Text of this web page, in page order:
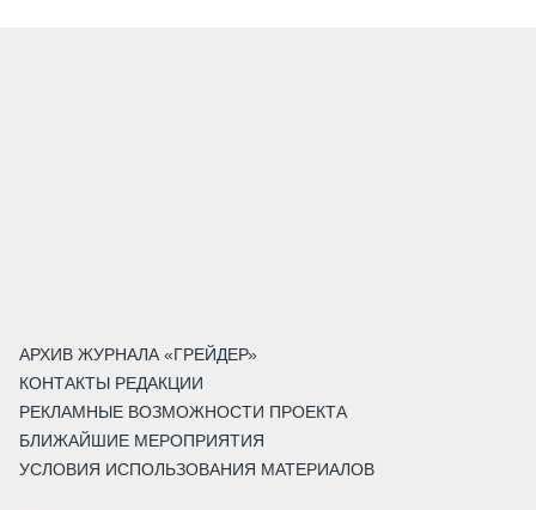
АРХИВ ЖУРНАЛА «ГРЕЙДЕР»
КОНТАКТЫ РЕДАКЦИИ
РЕКЛАМНЫЕ ВОЗМОЖНОСТИ ПРОЕКТА
БЛИЖАЙШИЕ МЕРОПРИЯТИЯ
УСЛОВИЯ ИСПОЛЬЗОВАНИЯ МАТЕРИАЛОВ